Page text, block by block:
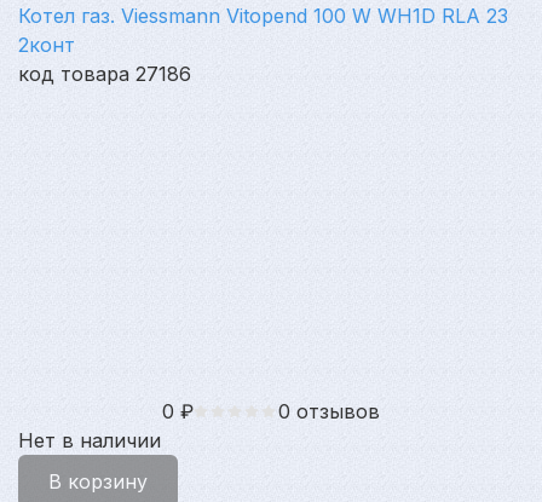
Котел газ. Viessmann Vitopend 100 W WH1D RLA 23
2конт
код товара 27186
0 ₽
0 отзывов
Нет в наличии
В корзину